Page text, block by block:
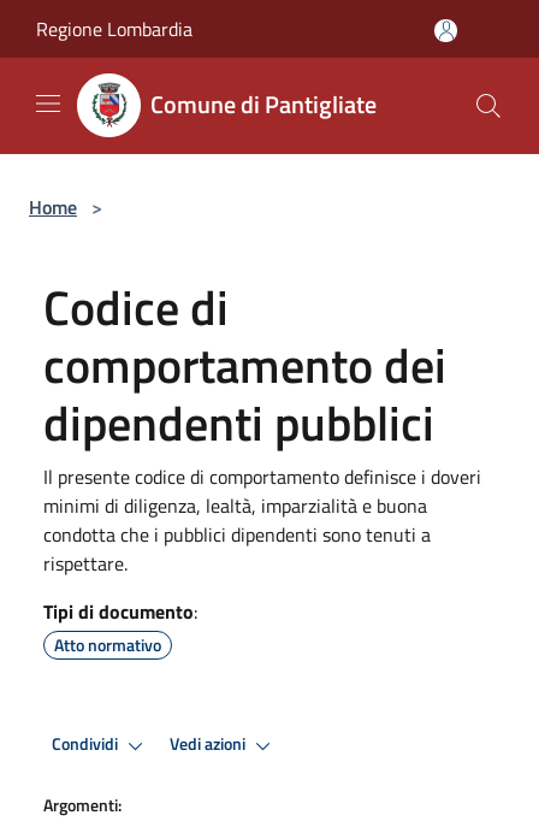
Regione Lombardia
Comune di Pantigliate
Home >
Codice di
comportamento dei
dipendenti pubblici
Il presente codice di comportamento definisce i doveri
minimi di diligenza, lealtà, imparzialità e buona
condotta che i pubblici dipendenti sono tenuti a
rispettare.
Tipi di documento:
Atto normativo
Condividi Vedi azioni
Argomenti: